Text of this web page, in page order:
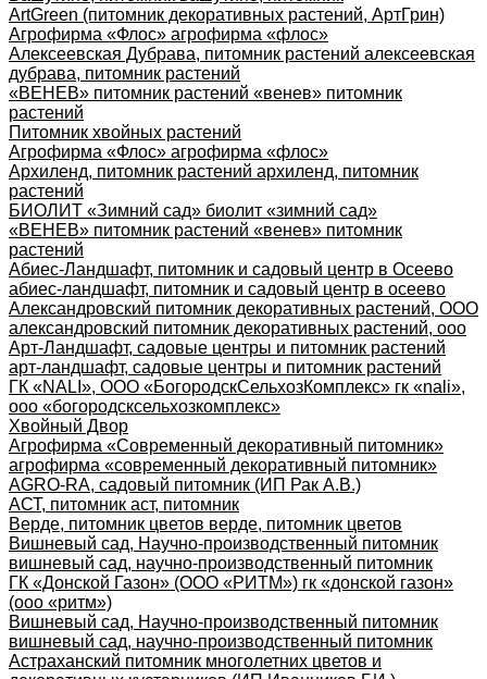
ArtGreen (питомник декоративных растений, АртГрин)
Агрофирма «Флос» агрофирма «флос»
Алексеевская Дубрава, питомник растений алексеевская
дубрава, питомник растений
«ВЕНЕВ» питомник растений «венев» питомник
растений
Питомник хвойных растений
Агрофирма «Флос» агрофирма «флос»
Архиленд, питомник растений архиленд, питомник
растений
БИОЛИТ «Зимний сад» биолит «зимний сад»
«ВЕНЕВ» питомник растений «венев» питомник
растений
Абиес-Ландшафт, питомник и садовый центр в Осеево
абиес-ландшафт, питомник и садовый центр в осеево
Александровский питомник декоративных растений, ООО
александровский питомник декоративных растений, ооо
Арт-Ландшафт, садовые центры и питомник растений
арт-ландшафт, садовые центры и питомник растений
ГК «NALI», ООО «БогородскСельхозКомплекс» гк «nali»,
ооо «богородсксельхозкомплекс»
Хвойный Двор
Агрофирма «Современный декоративный питомник»
агрофирма «современный декоративный питомник»
AGRO-RA, садовый питомник (ИП Рак А.В.)
АСТ, питомник аст, питомник
Верде, питомник цветов верде, питомник цветов
Вишневый сад, Научно-производственный питомник
вишневый сад, научно-производственный питомник
ГК «Донской Газон» (ООО «РИТМ») гк «донской газон»
(ооо «ритм»)
Вишневый сад, Научно-производственный питомник
вишневый сад, научно-производственный питомник
Астраханский питомник многолетних цветов и